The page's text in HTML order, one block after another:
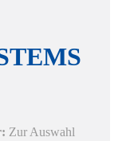
Zur Auswahl